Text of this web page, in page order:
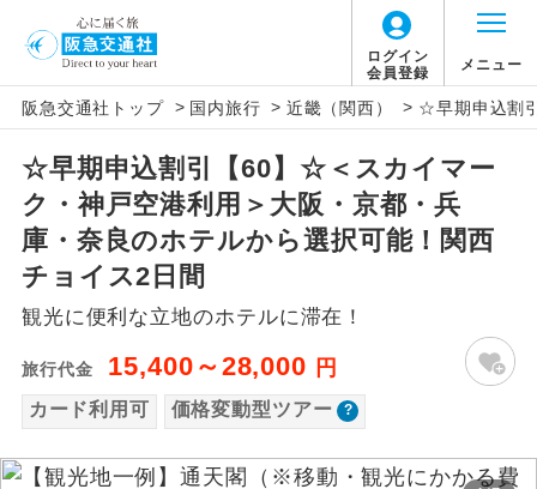
ログイン
会員登録
メニュー
阪急交通社トップ > 国内旅行 > 近畿（関西） > ☆早期申込割
☆早期申込割引【60】☆＜スカイマー
ク・神戸空港利用＞大阪・京都・兵
庫・奈良のホテルから選択可能！関西
チョイス2日間
観光に便利な立地のホテルに滞在！
旅行代金 15,400～28,000 円
カード利用可 価格変動型ツアー
アイコン 説明
添乗員同行
往路出発空港（駅）から復路到着空港
（駅）まで同行します。
現地添乗員同
行
現地到着空港（駅）から最終日出発空港
（駅）まで添乗員が同行します。
バスガイド乗
務
バスガイドが乗務し、車内での観光案内
があります。
「価格変動型ツアー」に関するご案内
価格変動型ツアーとは
航空会社が設定する「個人包括旅行運
賃」を利用したツアーです。
お申し込み時期・ご利用便の空席状況に
以下の注意事項をあらかじめご了承いただき
ますようお願いいたします。